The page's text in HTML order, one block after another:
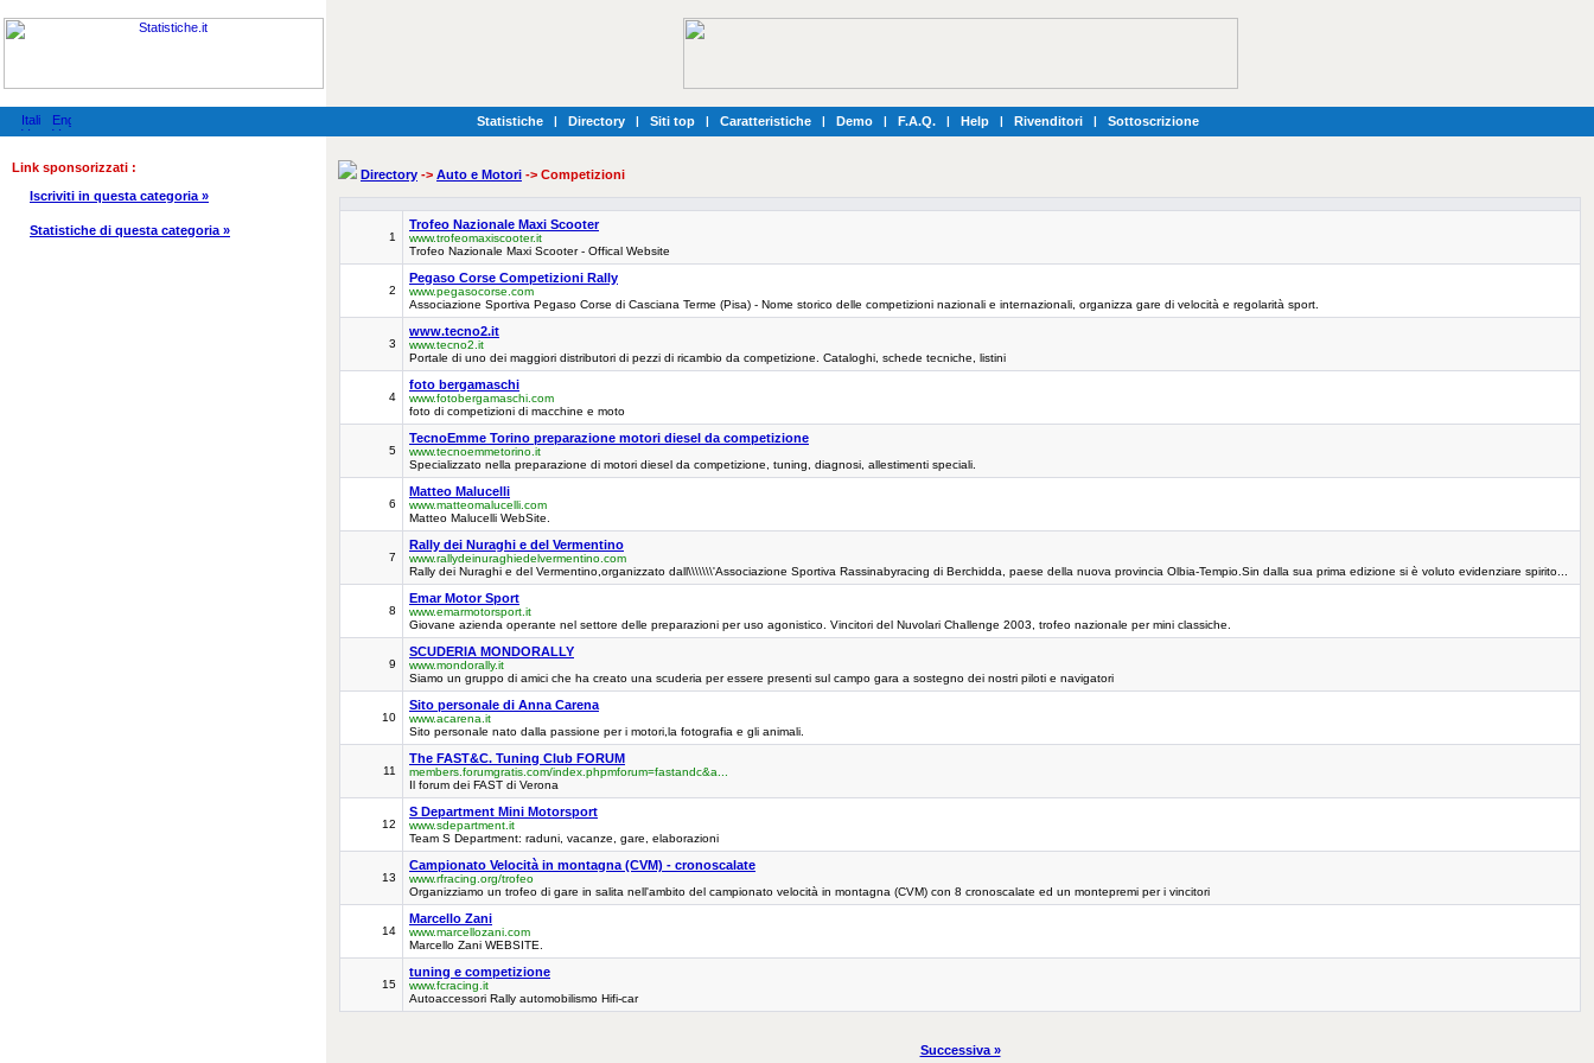
Statistiche | Directory | Siti top | Caratteristiche | Demo | F.A.Q. | Help | Rivenditori | Sottoscrizione
Link sponsorizzati :
Iscriviti in questa categoria »
Statistiche di questa categoria »
Directory -> Auto e Motori -> Competizioni
1
Trofeo Nazionale Maxi Scooter
www.trofeomaxiscooter.it
Trofeo Nazionale Maxi Scooter - Offical Website
2
Pegaso Corse Competizioni Rally
www.pegasocorse.com
Associazione Sportiva Pegaso Corse di Casciana Terme (Pisa) - Nome storico delle competizioni nazionali e internazionali, organizza gare di velocità e regolarità sport.
3
www.tecno2.it
www.tecno2.it
Portale di uno dei maggiori distributori di pezzi di ricambio da competizione. Cataloghi, schede tecniche, listini
4
foto bergamaschi
www.fotobergamaschi.com
foto di competizioni di macchine e moto
5
TecnoEmme Torino preparazione motori diesel da competizione
www.tecnoemmetorino.it
Specializzato nella preparazione di motori diesel da competizione, tuning, diagnosi, allestimenti speciali.
6
Matteo Malucelli
www.matteomalucelli.com
Matteo Malucelli WebSite.
7
Rally dei Nuraghi e del Vermentino
www.rallydeinuraghiedelvermentino.com
Rally dei Nuraghi e del Vermentino,organizzato dall\\\\\\\'Associazione Sportiva Rassinabyracing di Berchidda, paese della nuova provincia Olbia-Tempio.Sin dalla sua prima edizione si è voluto evidenziare spirito...
8
Emar Motor Sport
www.emarmotorsport.it
Giovane azienda operante nel settore delle preparazioni per uso agonistico. Vincitori del Nuvolari Challenge 2003, trofeo nazionale per mini classiche.
9
SCUDERIA MONDORALLY
www.mondorally.it
Siamo un gruppo di amici che ha creato una scuderia per essere presenti sul campo gara a sostegno dei nostri piloti e navigatori
10
Sito personale di Anna Carena
www.acarena.it
Sito personale nato dalla passione per i motori,la fotografia e gli animali.
11
The FAST&C. Tuning Club FORUM
members.forumgratis.com/index.phpmforum=fastandc&a...
Il forum dei FAST di Verona
12
S Department Mini Motorsport
www.sdepartment.it
Team S Department: raduni, vacanze, gare, elaborazioni
13
Campionato Velocità in montagna (CVM) - cronoscalate
www.rfracing.org/trofeo
Organizziamo un trofeo di gare in salita nell'ambito del campionato velocità in montagna (CVM) con 8 cronoscalate ed un montepremi per i vincitori
14
Marcello Zani
www.marcellozani.com
Marcello Zani WEBSITE.
15
tuning e competizione
www.fcracing.it
Autoaccessori Rally automobilismo Hifi-car
Successiva »